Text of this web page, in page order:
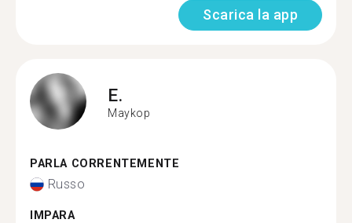
Scarica la app
E.
Maykop
PARLA CORRENTEMENTE
Russo
IMPARA